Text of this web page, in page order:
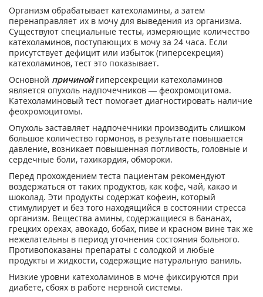
Организм обрабатывает катехоламины, а затем
перенаправляет их в мочу для выведения из организма.
Существуют специальные тесты, измеряющие количество
катехоламинов, поступающих в мочу за 24 часа. Если
присутствует дефицит или избыток (гиперсекреция)
катехоламинов, тест это показывает.
Основной причинойгиперсекреции катехоламинов
является опухоль надпочечников — феохромоцитома.
Катехоламиновый тест помогает диагностировать наличие
феохромоцитомы.
Опухоль заставляет надпочечники производить слишком
большое количество гормонов, в результате повышается
давление, возникает повышенная потливость, головные и
сердечные боли, тахикардия, обмороки.
Перед прохождением теста пациентам рекомендуют
воздержаться от таких продуктов, как кофе, чай, какао и
шоколад. Эти продукты содержат кофеин, который
стимулирует и без того находящийся в состоянии стресса
организм. Вещества амины, содержащиеся в бананах,
грецких орехах, авокадо, бобах, пиве и красном вине так же
нежелательны в период уточнения состояния больного.
Противопоказаны препараты с солодкой и любые
продукты и жидкости, содержащие натуральную ваниль.
Низкие уровни катехоламинов в моче фиксируются при
диабете, сбоях в работе нервной системы.